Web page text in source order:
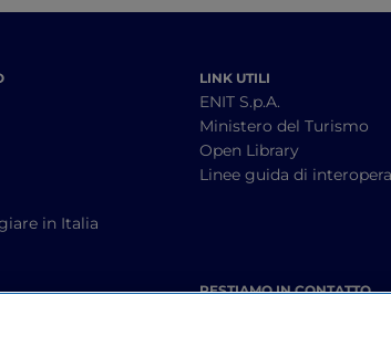
in Italia
LINK UTILI
ENIT S.p.A.
Ministero del Turismo
Open Library
Linee guida di
RESTIAMO IN CONTATTO